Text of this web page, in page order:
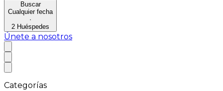
Buscar
Cualquier fecha
·
2 Huéspedes
Únete a nosotros
Categorías